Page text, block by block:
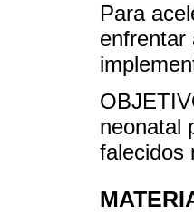
Para
enfrentar
neonatal
falecidos